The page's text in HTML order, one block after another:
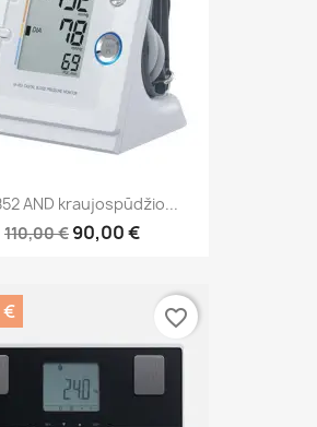
AND kraujospūdžio...
110,00 € 90,00 €
€ favorite_border